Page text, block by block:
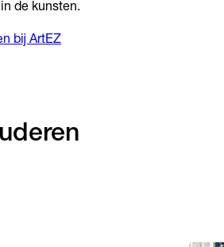
de kunsten.
bij ArtEZ